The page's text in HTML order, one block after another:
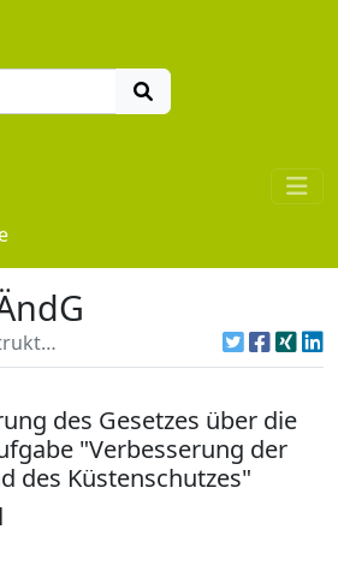
des Gesetzes über die
"Verbesserung der
des Küstenschutzes"